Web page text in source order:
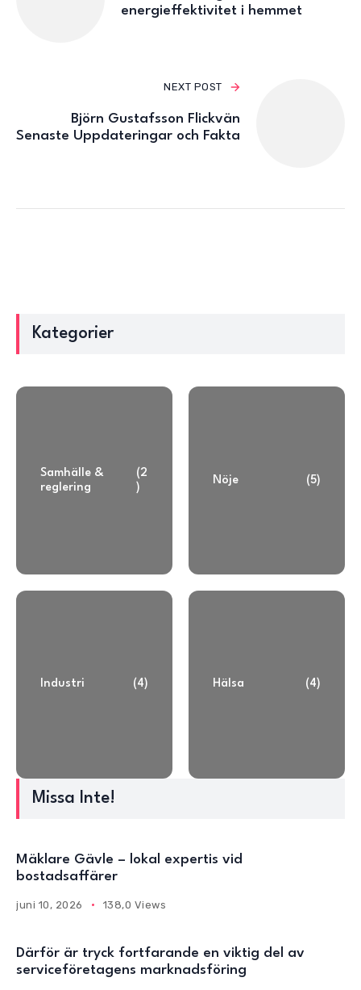
energieffektivitet i hemmet
NEXT POST
Björn Gustafsson Flickvän
Senaste Uppdateringar och Fakta
Kategorier
Samhälle &
reglering
(2
)
Nöje (5)
Industri (4) Hälsa (4)
Missa Inte!
Mäklare Gävle – lokal expertis vid
bostadsaffärer
juni 10, 2026 138,0 Views
Därför är tryck fortfarande en viktig del av
serviceföretagens marknadsföring